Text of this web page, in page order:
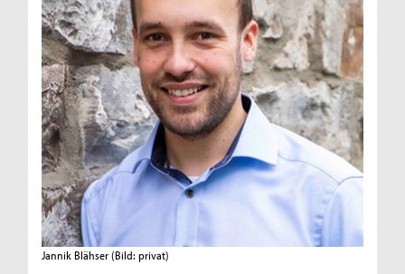
Jannik Blähser(Bild: privat)